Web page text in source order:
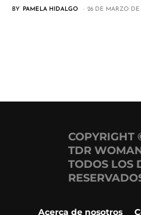
BY PAMELA HIDALGO 26 DE MARZO DE
COPYRIGHT
TDR
TODOS LOS
Acerca de nosotros